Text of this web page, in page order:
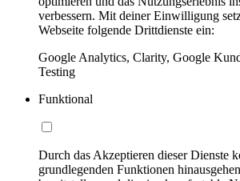
verbessern. Mit deiner Einwilligung
Webseite folgende Drittdienste ein:
Google Analytics, Clarity, Google
Testing
Funktional
Durch das Akzeptieren dieser Dienste
grundlegenden Funktionen